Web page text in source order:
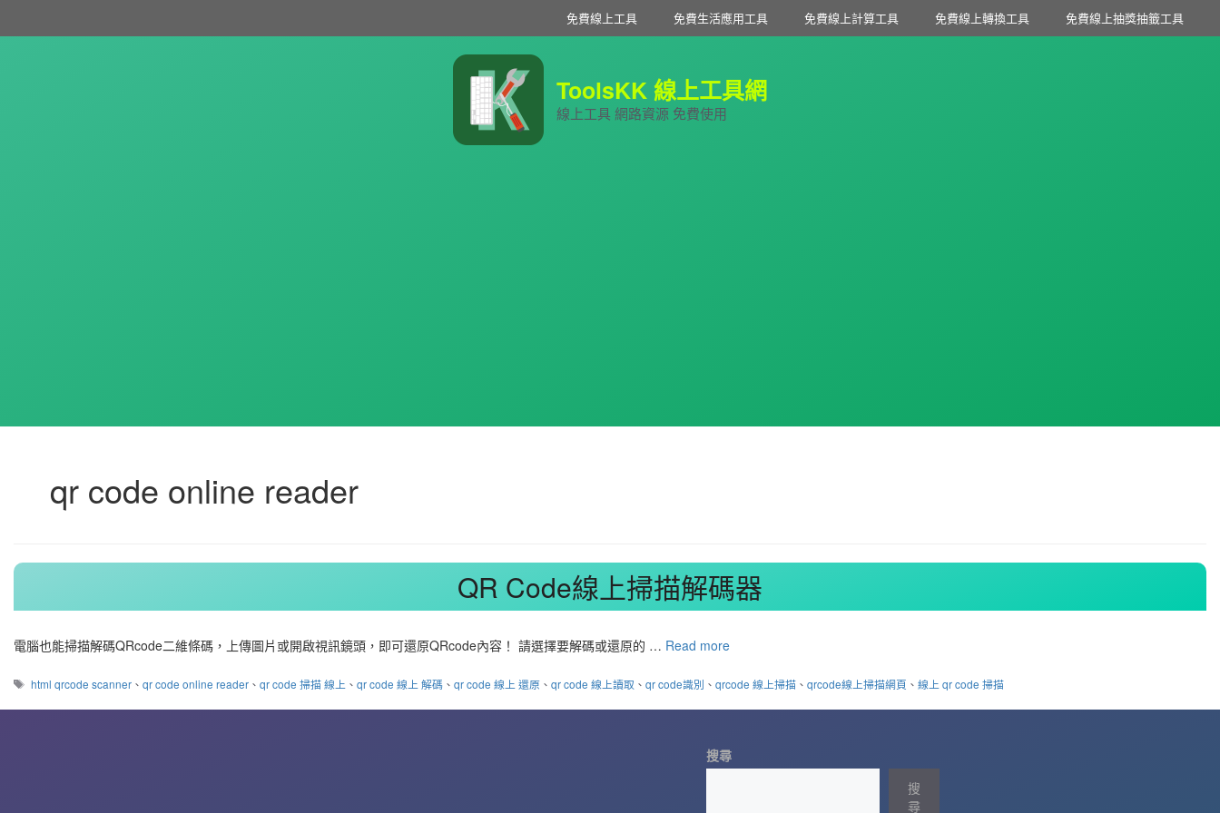
免費線上工具 免費生活應用工具 免費線上計算工具 免費線上轉換工具 免費線上抽獎抽籤工具
ToolsKK 線上工具網
線上工具 網路資源 免費使用
qr code online reader
QR Code線上掃描解碼器
電腦也能掃描解碼QRcode二維條碼，上傳圖片或開啟視訊鏡頭，即可還原QRcode內容！ 請選擇要解碼或還原的 … Read more
標
html qrcode scanner 、qr code online reader 、qr code 掃描 線上 、qr code 線上 解碼 、qr code 線上 還原 、qr code 線上讀取 、qr code識別 、qrcode 線上掃描 、qrcode線上掃描網頁 、線上 qr code 掃描
搜尋
搜
尋